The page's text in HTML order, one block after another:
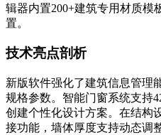
辑器内置200+建筑专用材质模
置。
技术亮点剖析
新版软件强化了建筑信息管理
规格参数。智能门窗系统支持
创建个性化设计方案。在结构
接功能，墙体厚度支持动态调